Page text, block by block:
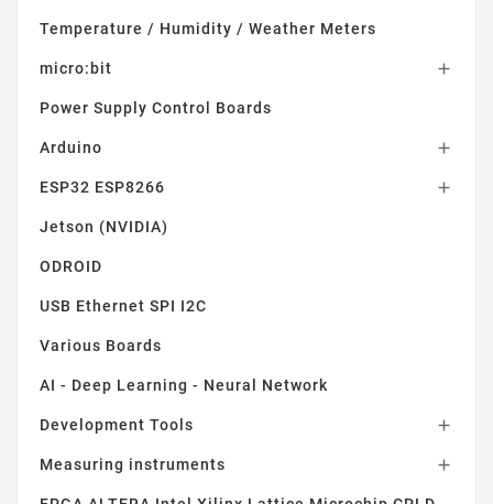
Temperature / Humidity / Weather Meters
micro:bit 
Power Supply Control Boards
Arduino 
ESP32 ESP8266 
Jetson (NVIDIA)
ODROID
USB Ethernet SPI I2C
Various Boards
AI - Deep Learning - Neural Network
Development Tools 
Measuring instruments 